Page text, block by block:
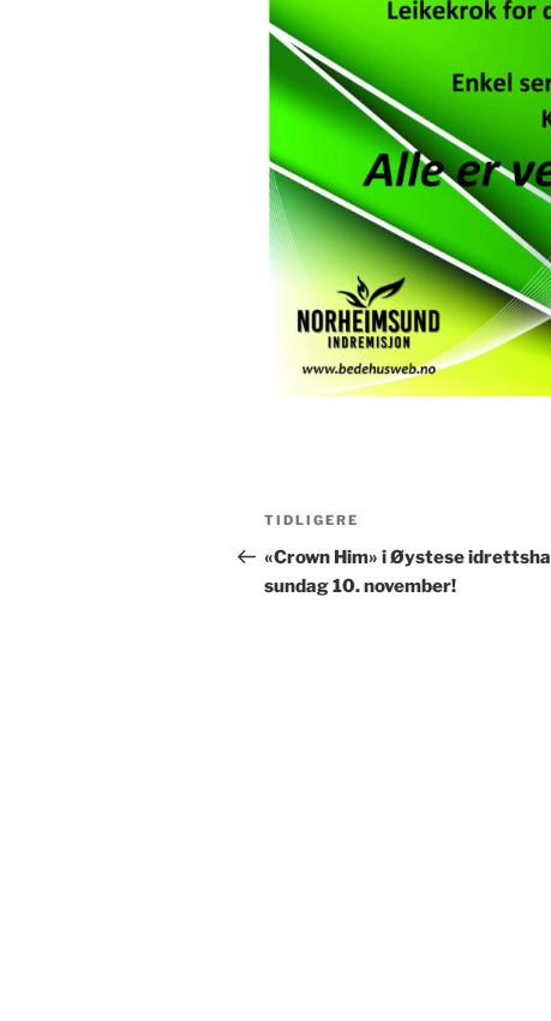
Innleggsnavigasjon
Forrige
innlegg
TIDLIGERE
«Crown Him» i Øystese idrettshall
sundag 10. november!